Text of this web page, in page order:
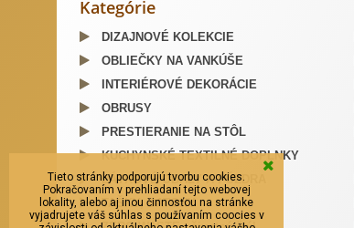
Kategórie
DIZAJNOVÉ KOLEKCIE
OBLIEČKY NA VANKÚŠE
INTERIÉROVÉ DEKORÁCIE
OBRUSY
PRESTIERANIE NA STÔL
KUCHYNSKÉ TEXTILNÉ DOPLNKY
LÁTKOVÉ OBALY A PÚZDRA
TAŠKY, BATOHY
Tieto stránky podporujú tvorbu cookies.
Pokračovaním v prehliadaní tejto webovej
lokality, alebo aj inou činnosťou na stránke
vyjadrujete váš súhlas s používaním coocies v